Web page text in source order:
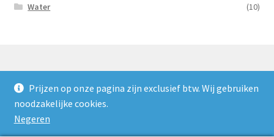
Prijzen op onze pagina zijn exclusief btw. Wij gebruiken
noodzakelijke cookies.
Negeren
Water
(10)
© Nooijens Verhuur 2026
Privacybeleid
Gebouwd met WooCommerce